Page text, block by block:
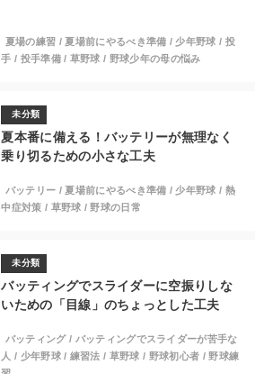
夏場の練習 /夏場前にやるべき準備 / 少年野球 / 投
手 / 投手準備/ 草野球 / 野球少年の母の悩み
未分類
夏本番に備える！バッテリーが無理なく
乗り切るための小さな工夫
バッテリー /夏場前にやるべき準備 / 少年野球 / 熱
中症対策 / 草野球 /野球の日常
未分類
バッティングでスライダーに空振りしな
いための「目線」のちょっとした工夫
バッティング/ バッティングでスライダーが苦手な
人 / 少年野球/ 練習法 / 草野球 / 野球初心者 /野球練